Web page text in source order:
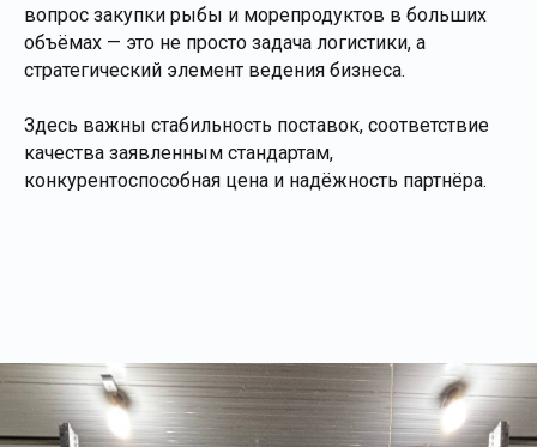
вопрос закупки рыбы и морепродуктов в больших
объёмах — это не просто задача логистики, а
стратегический элемент ведения бизнеса.
Здесь важны стабильность поставок, соответствие
качества заявленным стандартам,
конкурентоспособная цена и надёжность партнёра.